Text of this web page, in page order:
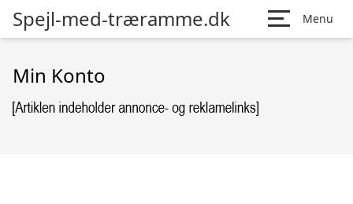
Spejl-med-træramme.dk Menu
Min Konto